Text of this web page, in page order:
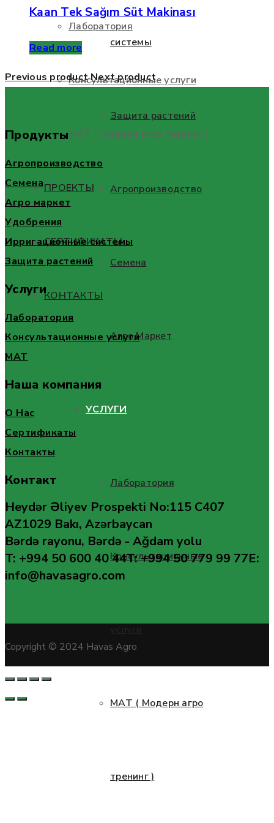
Лаборатория
Консультационные услуги
МАТ ( Модерн агро тренинг )
ПРОЕКТЫ
СЕРТИФИКАТЫ
КОНТАКТЫ
системы
Защита растений
Агропроизводство
Семена
Агро Маркет
УСЛУГИ
Лаборатория
Консультационные
МАТ ( Модерн агро
тренинг )
Kaan Tek Sağım Süt Makinası
Read more
Previous productNext product
Продукты
Агропроизводство
Семена
Агро маркет
Удобрения
Ирригационные системы
Защита растений
Услуги
Лаборатория
Консультационные услуги
MAT
Наша компания
О Нас
Сертификаты
Контакты
Контакт
Heydər Əliyev Prospekti No:115 C407
AZ1029 Bakı, Azərbaycan
Bərdə rayonu, Bərdə - Ağdam yolu
T: +994 50 600 40 44T: +994 50 779 99 77E:
info@havasagro.com
Copyright © 2024 Havas Agro